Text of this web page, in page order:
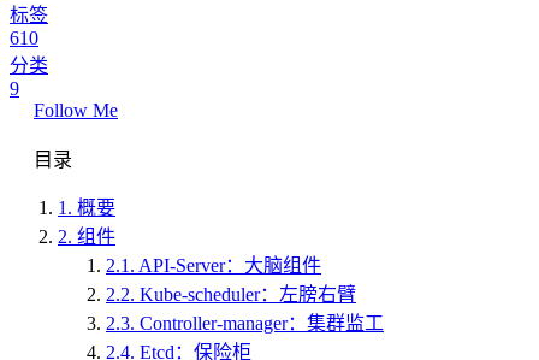
标签
610
分类
9
Follow Me
目录
1. 概要
2. 组件
2.1. API-Server：大脑组件
2.2. Kube-scheduler：左膀右臂
2.3. Controller-manager：集群监工
2.4. Etcd：保险柜